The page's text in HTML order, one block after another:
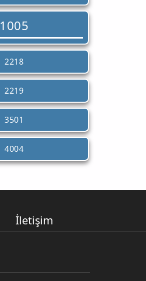
1005
2218
2219
3501
4004
İletişim